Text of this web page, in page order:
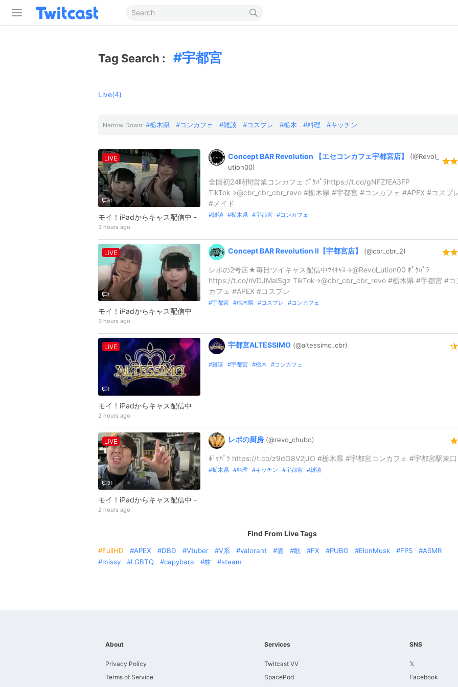
Tag Search : 宇都宮
Live(4)
Narrow Down: 栃木県 コンカフェ 雑談 コスプレ 栃木 料理 キッチン
LIVE
61
モイ！iPadからキャス配信中 -
3 hours ago
ConceptBARRevolution 【エセコンカフェ宇都宮店】
(@Revol_
ution00)
全国初24時間営業コンカフェ ﾎﾟｹﾊﾟﾗhttps://t.co/gNFZfEA3FP
TikTok→@cbr_cbr_cbr_revo #栃木県 #宇都宮 #コンカフェ #APEX #コスプ
#メイド
雑談 栃木県 宇都宮 コンカフェ
LIVE
1
モイ！iPadからキャス配信中
3 hours ago
ConceptBARRevolution Ⅱ【宇都宮店】 (@cbr_ cbr_ 2)
レボの2号店★毎日ツイキャス配信中ﾂｲｷｬｽ→@Revol_ution00 ﾎﾟｹﾊﾟﾗ
https://t.co/nVDJMalSgz TikTok→@cbr_cbr_cbr_revo #栃木県 #宇都宮 #コ
カフェ #APEX #コスプレ
宇都宮 栃木県 コスプレ コンカフェ
LIVE
1
モイ！iPadからキャス配信中
2 hours ago
宇都宮ALTESSIMO (@altessimo_ cbr)
雑談 宇都宮 栃木 コンカフェ
LIVE
21
モイ！iPadからキャス配信中 -
2 hours ago
レボの厨房 (@revo_ chubo)
ﾎﾟｹﾊﾟﾗ https://t.co/z9dO8V2jJO #栃木県 #宇都宮コンカフェ #宇都宮駅東口
栃木県 料理 キッチン 宇都宮 雑談
Find From Live Tags
FullHD APEX DBD Vtuber V系 valorant 酒 歌 FX PUBG ElonMusk FPS
ASMR
missy
LGBTQ capybara 株 steam
About
Privacy Policy
Terms of Service
Services
Twitcast VV
SpacePod
SNS
𝕏
Facebook